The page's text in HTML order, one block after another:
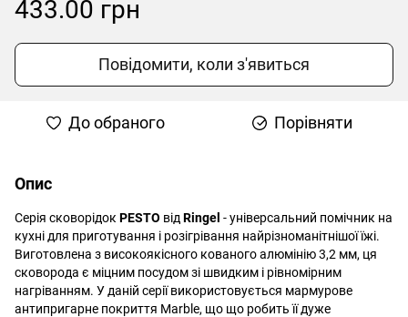
433.00 грн
Повідомити, коли з'явиться
До обраного Порівняти
Опис
Серія сковорідок PESTO від Ringel - універсальний помічник на
кухні для приготування і розігрівання найрізноманітнішої їжі.
Виготовлена з високоякісного кованого алюмінію 3,2 мм, ця
сковорода є міцним посудом зі швидким і рівномірним
нагріванням. У даній серії використовується мармурове
антипригарне покриття Marble, що що робить її дуже